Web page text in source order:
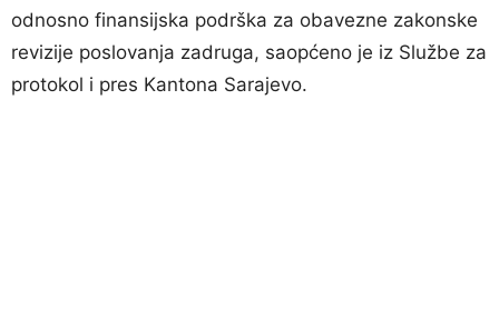
odnosno finansijska podrška za obavezne zakonske
revizije poslovanja zadruga, saopćeno je iz Službe za
protokol i pres Kantona Sarajevo.